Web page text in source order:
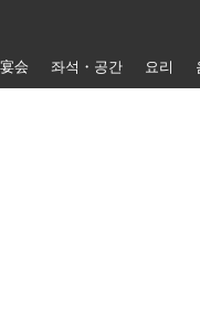
会 좌석・공간 요리